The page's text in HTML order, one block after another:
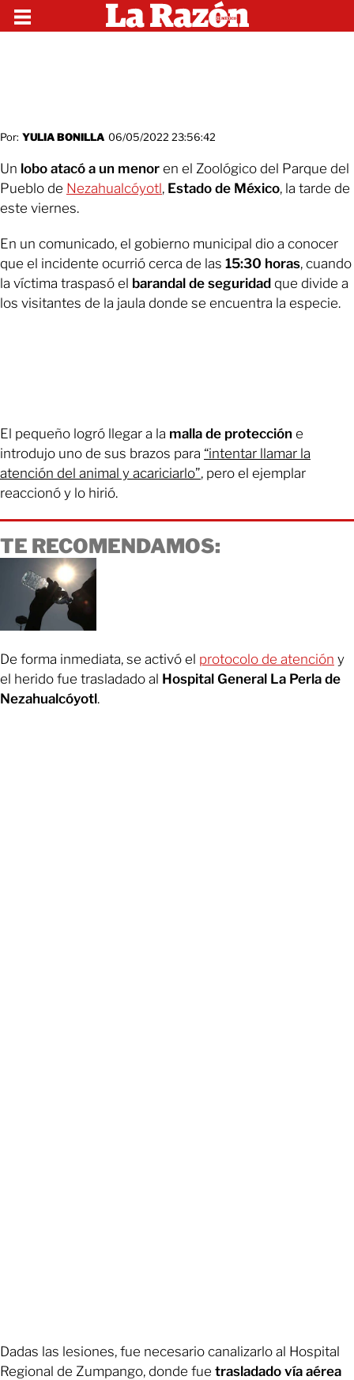
Por: YULIA BONILLA 06/05/2022 23:56:42
Un lobo atacó a un menor en el Zoológico del Parque del
Pueblo de Nezahualcóyotl, Estado de México, la tarde de
este viernes.
En un comunicado, el gobierno municipal dio a conocer
que el incidente ocurrió cerca de las 15:30 horas, cuando
la víctima traspasó el barandal de seguridad que divide a
los visitantes de la jaula donde se encuentra la especie.
El pequeño logró llegar a la malla de protección e
introdujo uno de sus brazos para “intentar llamar la
atención del animal y acariciarlo”, pero el ejemplar
reaccionó y lo hirió.
TE RECOMENDAMOS:
De forma inmediata, se activó el protocolo de atención y
el herido fue trasladado al Hospital General La Perla de
Nezahualcóyotl.
Dadas las lesiones, fue necesario canalizarlo al Hospital
Regional de Zumpango, donde fue trasladado vía aérea